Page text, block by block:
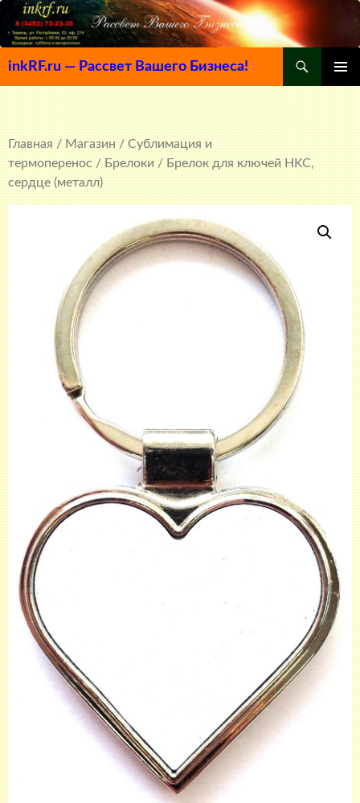
inkRF.ru — Рассвет Вашего Бизнеса!
МЕНЮ
К
СОДЕРЖИМОМУ
Главная/Магазин/Сублимация и
термоперенос/Брелоки/ Брелок для ключей HKC,
сердце (металл)